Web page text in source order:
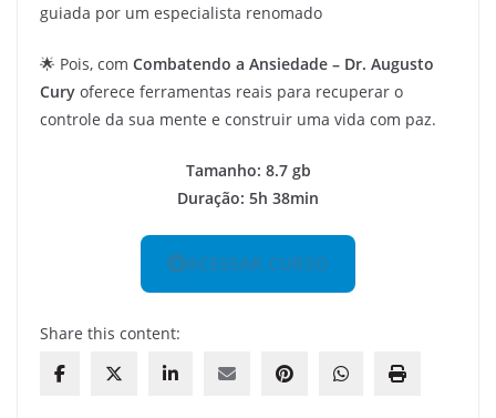
guiada por um especialista renomado
🌟 Pois, com Combatendo a Ansiedade – Dr. Augusto
Cury oferece ferramentas reais para recuperar o
controle da sua mente e construir uma vida com paz.
Tamanho: 8.7 gb
Duração: 5h 38min
ACESSAR CURSO
Share this content: